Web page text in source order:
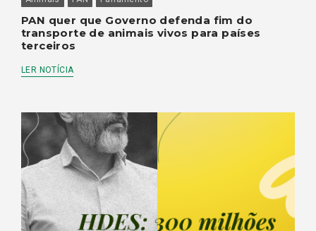
PAN quer que Governo defenda fim do
transporte de animais vivos para países
terceiros
LER NOTÍCIA